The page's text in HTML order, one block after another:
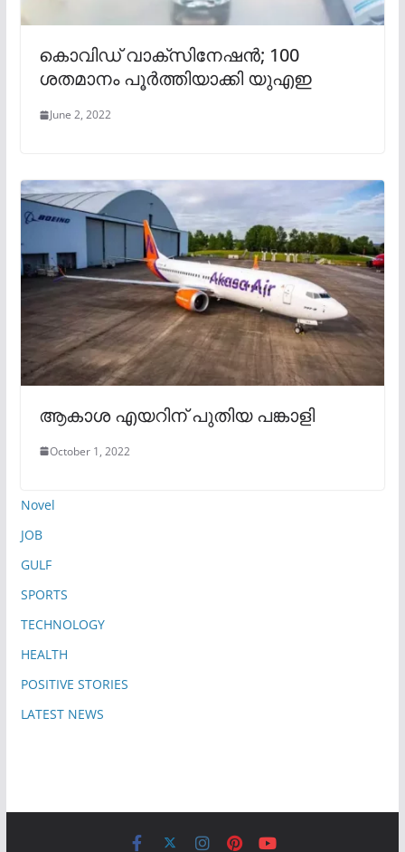
കൊവിഡ് വാക്‌സിനേഷന്‍; 100
ശതമാനം പൂര്‍ത്തിയാക്കി യുഎഇ
June 2, 2022
ആകാശ എയറിന് പുതിയ പങ്കാളി
October 1, 2022
Novel
JOB
GULF
SPORTS
TECHNOLOGY
HEALTH
POSITIVE STORIES
LATEST NEWS